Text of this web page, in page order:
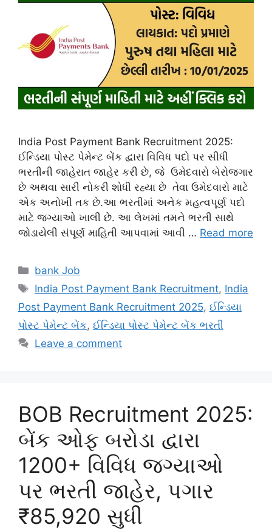
India Post Payment Bank Recruitment 2025:
ઈન્ડિયા પોસ્ટ પેમેન્ટ બેંક દ્વારા વિવિધ પદો પર સીધી
ભરતીની જાહેરાત જાહેર કરી છે, જે ઉમેદવારો બેરોજગાર
છે અથવા સારી નોકરી શોધી રહ્યા છે તેવા ઉમેદવારો માટે
એક અનોખી તક છે.આ ભરતીમાં અનેક મહત્વપૂર્ણ પદો
માટે જગ્યાઓ ખાલી છે. આ લેખમાં તમને ભરતી સાથે
જોડાયેલી સંપૂર્ણ માહિતી આપવામાં આવી … Read more
Categories
bank Job
Tags
India Post Payment Bank Recruitment, India
Post Payment Bank Recruitment 2025, ઈન્ડિયા
પોસ્ટ પેમેન્ટ બેંક, ઈન્ડિયા પોસ્ટ પેમેન્ટ બેંક ભરતી
Leave a comment
BOB Recruitment 2025:
બેંક ઓફ બરોડા દ્વારા
1200+ વિવિધ જગ્યાઓ
પર ભરતી જાહેર, પગાર
₹85,920 સુધી